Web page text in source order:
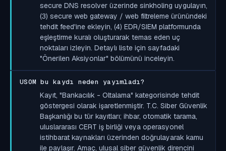
secure DNS resolver üzerinde sinkholing uygulayın,
(3) secure web gateway / web filtreleme ürünündeki
tehdit feed'ine ekleyin, (4) EDR/SIEM platformunda
eşleştirme kuralı oluşturarak temas eden uç
noktaları izleyin. Detaylı liste için sayfadaki
"Önerilen Aksiyonlar" bölümünü inceleyin.
USOM bu kaydı neden yayımladı?
Kayıt, "Bankacılık - Oltalama" kategorisinde tehdit
göstergesi olarak işaretlenmiştir. T.C. Siber Güvenlik
Başkanlığı bu tür kayıtları; ihbar, otomatik tarama,
uluslararası CERT iş birliği veya operasyonel
istihbarat kaynakları üzerinden doğrulayarak kamu
ile paylaşır. Amaç, ulusal siber güvenlik direncini